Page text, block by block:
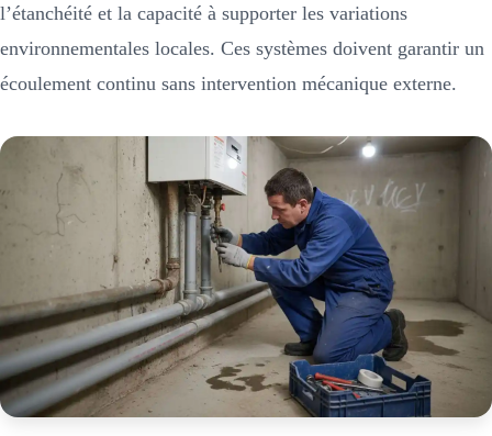
l’étanchéité et la capacité à supporter les variations
environnementales locales. Ces systèmes doivent garantir un
écoulement continu sans intervention mécanique externe.